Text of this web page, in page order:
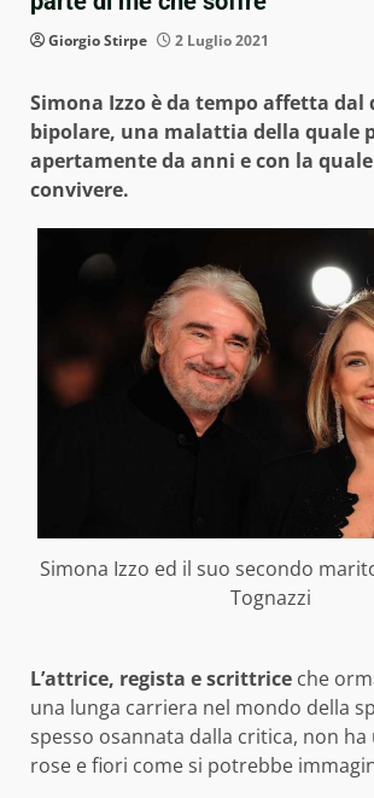
Giorgio Stirpe 2 Luglio 2021
Simona Izzo è da tempo affetta dal
bipolare, una malattia della quale
apertamente da anni e con la
convivere.
Simona Izzo ed il suo secondo
Tognazzi
L’attrice, regista e scrittrice che
una lunga carriera nel mondo della
spesso osannata dalla critica, non
rose e fiori come si potrebbe